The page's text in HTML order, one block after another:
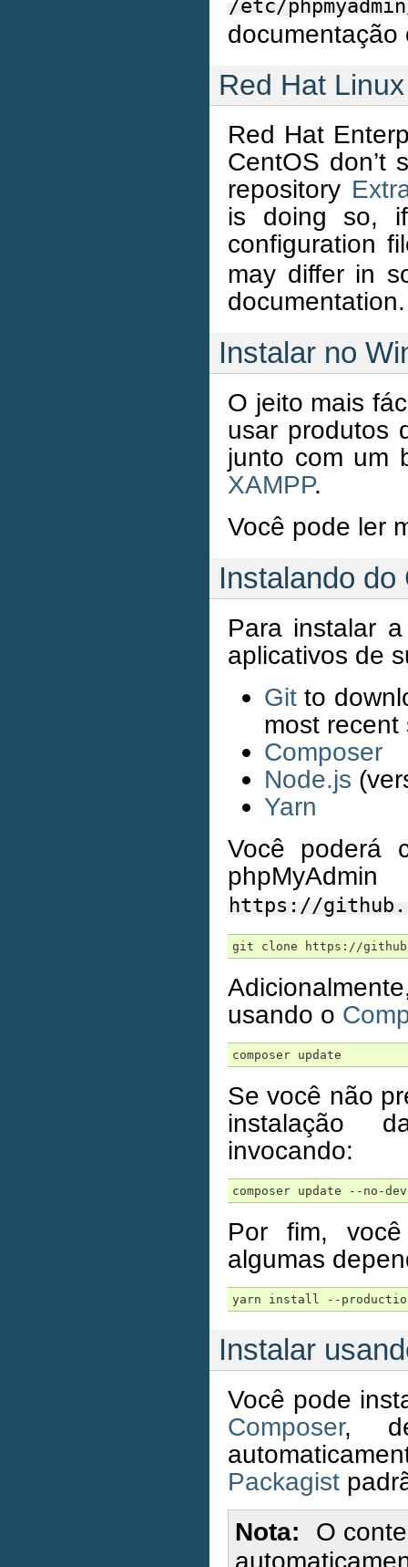
/etc/
documentação
Red Hat
Red Hat
CentOS don’t
repository
is doing so,
configuration
may differ in
documentation.
Instalar no
O jeito mais
usar produtos
junto com um
XAMPP.
Você pode ler
Instalando do
Para instalar
aplicativos de
Git to
most
Composer
Node.js
Yarn
Você poderá
https://
usando o
Se você não
instalação
invocando:
Por fim,
algumas
Instalar
Você pode
Composer,
Packagist
Nota
O